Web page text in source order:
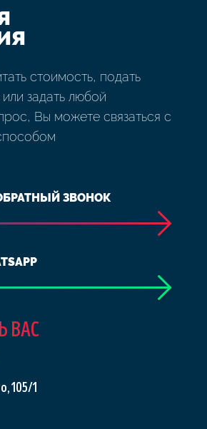
стоимость, подать
задать любой
Вы можете связаться с
ЗВОНОК
ВАС
105/1